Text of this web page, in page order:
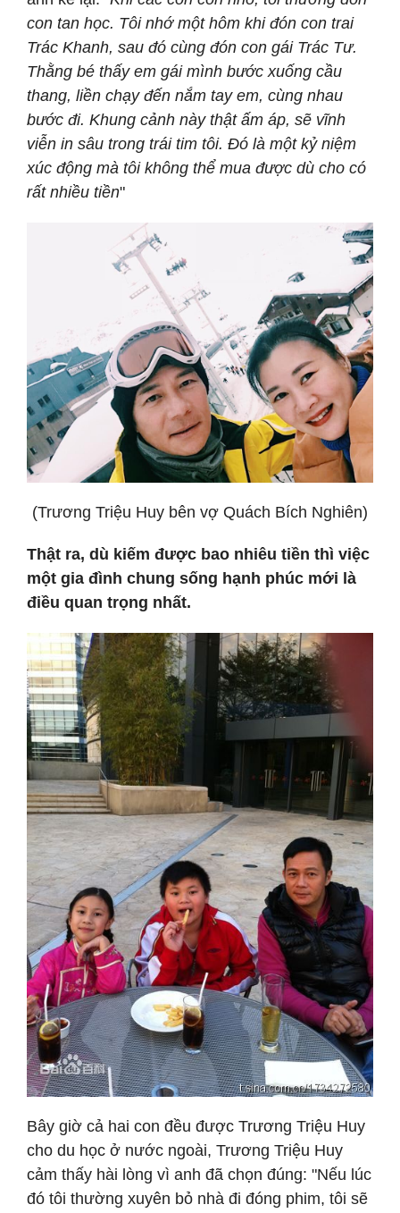
con tan học. Tôi nhớ một hôm khi đón con trai
Trác Khanh, sau đó cùng đón con gái Trác Tư.
Thằng bé thấy em gái mình bước xuống cầu
thang, liền chạy đến nắm tay em, cùng nhau
bước đi. Khung cảnh này thật ấm áp, sẽ vĩnh
viễn in sâu trong trái tim tôi. Đó là một kỷ niệm
xúc động mà tôi không thể mua được dù cho có
rất nhiều tiền"
(Trương Triệu Huy bên vợ Quách Bích Nghiên)
Thật ra, dù kiếm được bao nhiêu tiền thì việc
một gia đình chung sống hạnh phúc mới là
điều quan trọng nhất.
Bây giờ cả hai con đều được Trương Triệu Huy
cho du học ở nước ngoài, Trương Triệu Huy
cảm thấy hài lòng vì anh đã chọn đúng: "Nếu lúc
đó tôi thường xuyên bỏ nhà đi đóng phim, tôi sẽ